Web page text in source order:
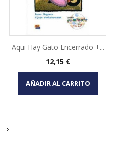
Aqui Hay Gato Encerrado +...
Precio
12,15 €
AÑADIR AL CARRITO